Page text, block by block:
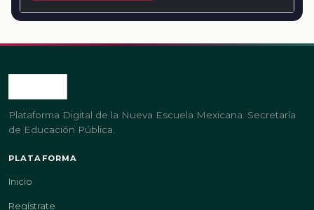
Plataforma Digital de la Nueva Escuela Mexicana. Secretaría
de Educación Pública.
PLATAFORMA
Inicio
Regístrate